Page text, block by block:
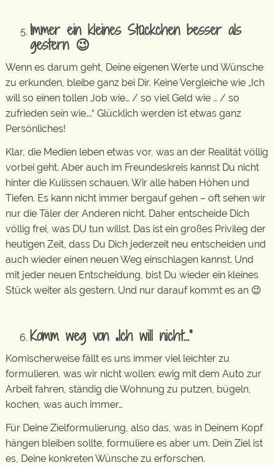
Immer ein kleines Stückchen besser als
gestern 😉
Wenn es darum geht, Deine eigenen Werte und Wünsche
zu erkunden, bleibe ganz bei Dir. Keine Vergleiche wie „Ich
will so einen tollen Job wie… / so viel Geld wie … / so
zufrieden sein wie….“ Glücklich werden ist etwas ganz
Persönliches!
Klar, die Medien leben etwas vor, was an der Realität völlig
vorbei geht. Aber auch im Freundeskreis kannst Du nicht
hinter die Kulissen schauen. Wir alle haben Höhen und
Tiefen. Es kann nicht immer bergauf gehen – oft sehen wir
nur die Täler der Anderen nicht. Daher entscheide Dich
völlig frei, was DU tun willst. Das ist ein großes Privileg der
heutigen Zeit, dass Du Dich jederzeit neu entscheiden und
auch wieder einen neuen Weg einschlagen kannst. Und
mit jeder neuen Entscheidung, bist Du wieder ein kleines
Stück weiter als gestern. Und nur darauf kommt es an 😉
Komm weg von „Ich will nicht…“
Komischerweise fällt es uns immer viel leichter zu
formulieren, was wir nicht wollen: ewig mit dem Auto zur
Arbeit fahren, ständig die Wohnung zu putzen, bügeln,
kochen, was auch immer…
Für Deine Zielformulierung, also das, was in Deinem Kopf
hängen bleiben sollte, formuliere es aber um. Dein Ziel ist
es, Deine konkreten Wünsche zu erforschen.